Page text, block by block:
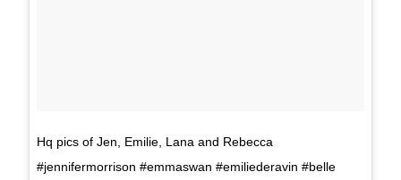
Hq pics of Jen, Emilie, Lana and Rebecca
#jennifermorrison #emmaswan #emiliederavin #belle